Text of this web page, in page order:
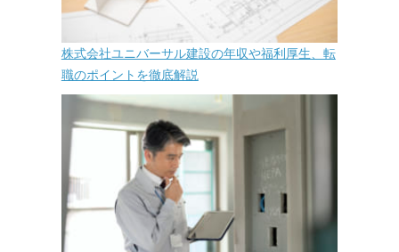
株式会社ユニバーサル建設の年収や福利厚生、転
職のポイントを徹底解説